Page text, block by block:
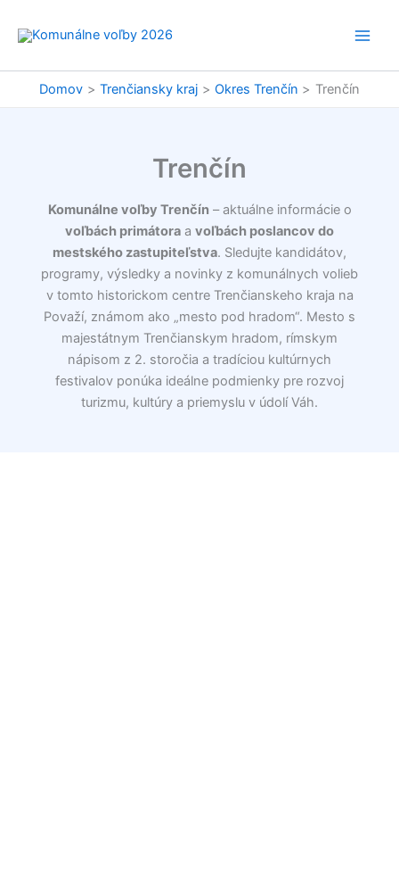
Domov Trenčiansky kraj Okres Trenčín Trenčín
Trenčín
Komunálne voľby Trenčín– aktuálne informácie o
voľbách primátora a voľbách poslancov do
mestského zastupiteľstva. Sledujte kandidátov,
programy, výsledky a novinky z komunálnych volieb
v tomto historickom centre Trenčianskeho kraja na
Považí, známom ako „mesto pod hradom“. Mesto s
majestátnym Trenčianskym hradom, rímskym
nápisom z 2. storočia a tradíciou kultúrnych
festivalov ponúka ideálne podmienky pre rozvoj
turizmu, kultúry a priemyslu v údolí Váh.